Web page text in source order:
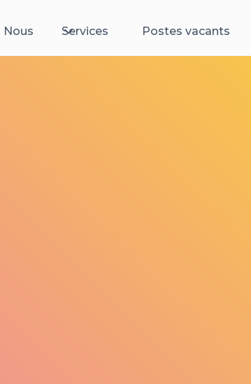
Nous Services Postes vacants